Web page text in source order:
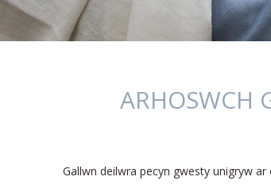
ARHOSWCH
Gallwn deilwra pecyn gwesty unigryw ar